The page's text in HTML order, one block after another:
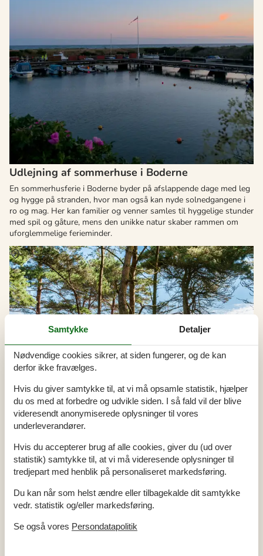
Udlejning af sommerhuse i Boderne
En sommerhusferie i Boderne byder på afslappende dage med leg
og hygge på stranden, hvor man også kan nyde solnedgangene i
ro og mag. Her kan familier og venner samles til hyggelige stunder
med spil og gåture, mens den unikke natur skaber rammen om
uforglemmelige ferieminder.
Udlejning af sommerhuse i Balka
nyde den fredfyldte atmosfære og den betagende natur. Her kan
OmBalka
Samtykke Detaljer
Nødvendige cookies sikrer, at siden fungerer, og de kan
derfor ikke fravælges.
Hvis du giver samtykke til, at vi må opsamle statistik, hjælper
du os med at forbedre og udvikle siden. I så fald vil der blive
videresendt anonymiserede oplysninger til vores
underleverandører.
Hvis du accepterer brug af alle cookies, giver du (ud over
statistik) samtykke til, at vi må videresende oplysninger til
tredjepart med henblik på personaliseret markedsføring.
Du kan når som helst ændre eller tilbagekalde dit samtykke
vedr. statistik og/eller markedsføring.
Se også vores Persondatapolitik